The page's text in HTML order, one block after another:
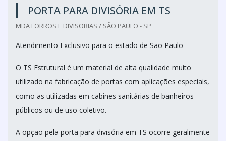
PORTA PARA DIVISÓRIA EM TS
MDA FORROS E DIVISORIAS / SÃO PAULO - SP
Atendimento Exclusivo para o estado de São Paulo
O TS Estrutural é um material de alta qualidade muito
utilizado na fabricação de portas com aplicações especiais,
como as utilizadas em cabines sanitárias de banheiros
públicos ou de uso coletivo.
A opção pela porta para divisória em TS ocorre geralmente